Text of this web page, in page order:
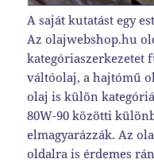
A saját kutatást egy
Az olajwebshop.hu
kategóriaszerkezetet
váltóolaj, a hajtómű
olaj is külön
80W-90 közötti
elmagyarázzák. Az
oldalra is érdemes